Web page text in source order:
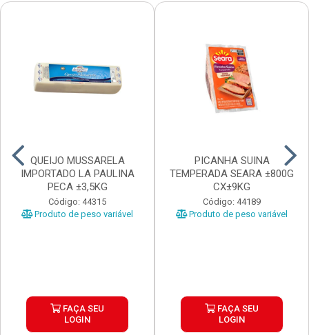
QUEIJO MUSSARELA
IMPORTADO LA PAULINA
PECA ±3,5KG
Código: 44315
Produto de peso variável
FAÇA SEU
LOGIN
PICANHA SUINA
TEMPERADA SEARA ±800G
CX±9KG
Código: 44189
Produto de peso variável
FAÇA SEU
LOGIN